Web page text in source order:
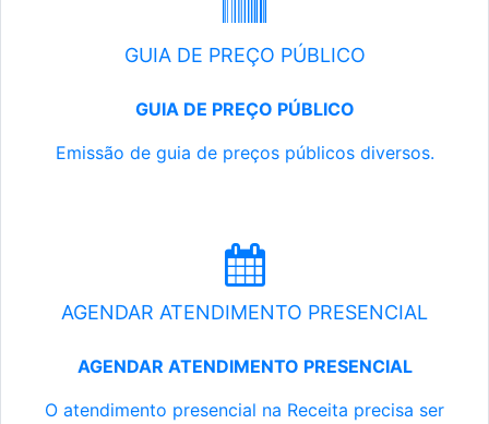
GUIA DE PREÇO PÚBLICO
GUIA DE PREÇO PÚBLICO
Emissão de guia de preços públicos diversos.
AGENDAR ATENDIMENTO PRESENCIAL
AGENDAR ATENDIMENTO PRESENCIAL
O atendimento presencial na Receita precisa ser